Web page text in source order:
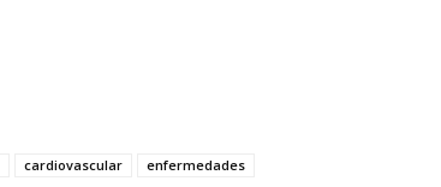
cardiovascular enfermedades